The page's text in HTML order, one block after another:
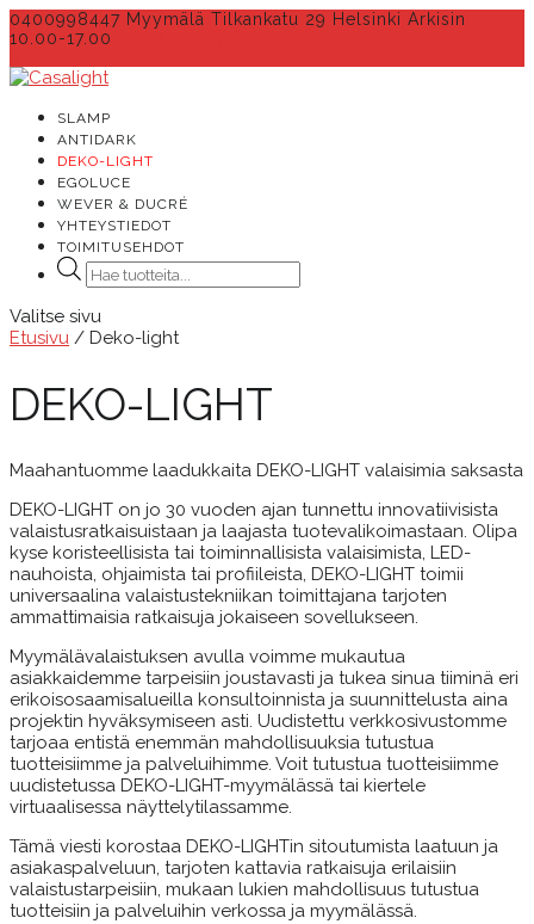
0400998447 Myymälä Tilkankatu 29 Helsinki Arkisin
10.00-17.00
SLAMP
ANTIDARK
DEKO-LIGHT
EGOLUCE
WEVER & DUCRÉ
YHTEYSTIEDOT
TOIMITUSEHDOT
Products
search
Valitse sivu
Etusivu / Deko-light
DEKO-LIGHT
Maahantuomme laadukkaita DEKO-LIGHT valaisimia saksasta
DEKO-LIGHT on jo 30 vuoden ajan tunnettu innovatiivisista
valaistusratkaisuistaan ja laajasta tuotevalikoimastaan. Olipa
kyse koristeellisista tai toiminnallisista valaisimista, LED-
nauhoista, ohjaimista tai profiileista, DEKO-LIGHT toimii
universaalina valaistustekniikan toimittajana tarjoten
ammattimaisia ratkaisuja jokaiseen sovellukseen.
Myymälävalaistuksen avulla voimme mukautua
asiakkaidemme tarpeisiin joustavasti ja tukea sinua tiiminä eri
erikoisosaamisalueilla konsultoinnista ja suunnittelusta aina
projektin hyväksymiseen asti. Uudistettu verkkosivustomme
tarjoaa entistä enemmän mahdollisuuksia tutustua
tuotteisiimme ja palveluihimme. Voit tutustua tuotteisiimme
uudistetussa DEKO-LIGHT-myymälässä tai kiertele
virtuaalisessa näyttelytilassamme.
Tämä viesti korostaa DEKO-LIGHTin sitoutumista laatuun ja
asiakaspalveluun, tarjoten kattavia ratkaisuja erilaisiin
valaistustarpeisiin, mukaan lukien mahdollisuus tutustua
tuotteisiin ja palveluihin verkossa ja myymälässä.